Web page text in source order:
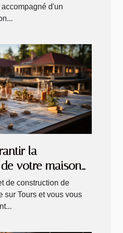
d'un
la
votre maison
Tours ?
de construction de
sur Tours et vous vous